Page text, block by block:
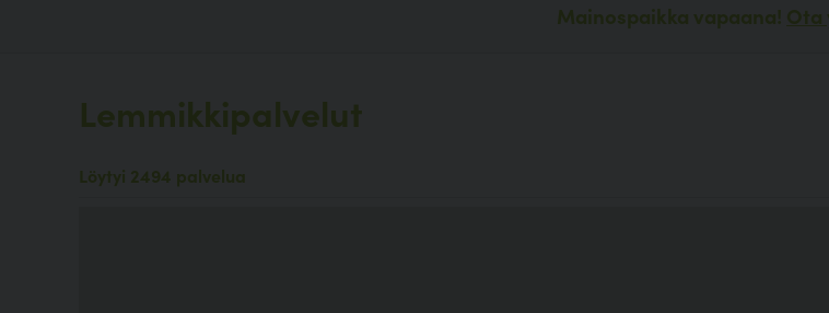
Mainospaikka vapaana! Ota
Lemmikkipalvelut
Löytyi 2494 palvelua